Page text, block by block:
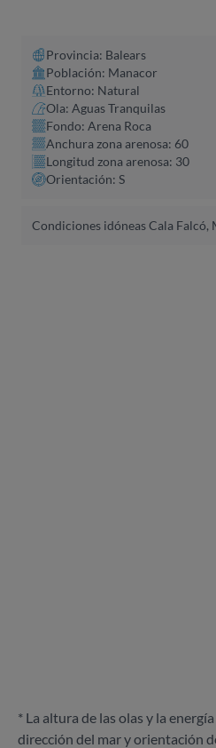
Provincia: Balears
Población: Manacor
Entorno: Natural
Ola: Aguas Tranquilas
Fondo: Arena Roca
Anchura zona arenosa: 60
Longitud zona arenosa: 30
Orientación: S
Condiciones idóneas Cala Falcó,
* La altura de las olas y la
dirección del mar y orientación